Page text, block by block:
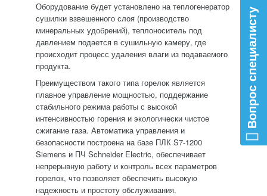
Оборудование будет установлено на теплогенератор
сушилки взвешенного слоя (производство
минеральных удобрений), теплоноситель под
давлением подается в сушильную камеру, где
происходит процесс удаления влаги из подаваемого
продукта.
Преимуществом такого типа горелок является
плавное управление мощностью, поддержание
стабильного режима работы с высокой
интенсивностью горения и экологически чистое
сжигание газа. Автоматика управления и
безопасности построена на базе ПЛК S7-1200
Siemens и ПЧ Schneider Electric, обеспечивает
непрерывную работу и контроль всех параметров
горелок, что позволяет обеспечить высокую
надежность и простоту обслуживания.
Вопрос специалисту